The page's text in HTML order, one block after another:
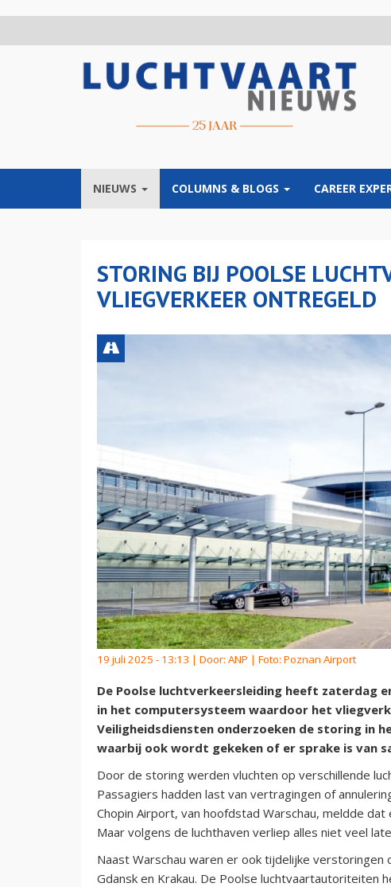
NIEUWS COLUMNS & BLOGS CAREER
STORING BIJ POOLSE
VLIEGVERKEER ONTREGELD
19 juli 2025 - 13:13 | Door: ANP | Foto: Poznan Airport
De Poolse luchtverkeersleiding heeft zaterdag
in het computersysteem waardoor het
Veiligheidsdiensten onderzoeken de storing in
waarbij ook wordt gekeken of er sprake is van
Door de storing werden vluchten op verschillende
Passagiers hadden last van vertragingen of
Chopin Airport, van hoofdstad Warschau, meldde
Maar volgens de luchthaven verliep alles niet veel
Naast Warschau waren er ook tijdelijke
Gdansk en Krakau. De Poolse